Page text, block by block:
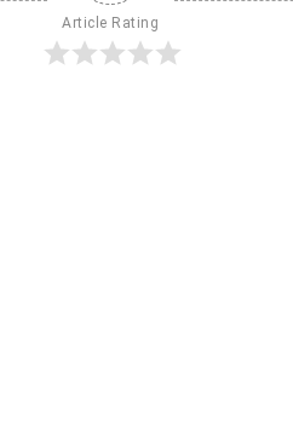
Article Rating